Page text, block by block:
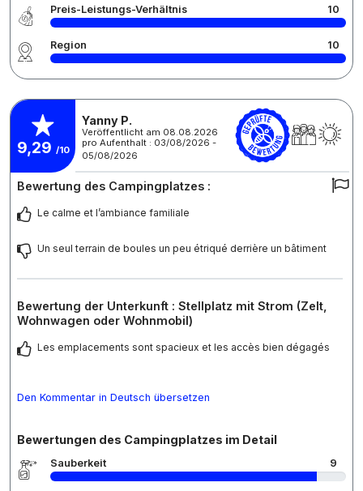
Preis-Leistungs-Verhältnis 10
Region 10
9,29 /10
Yanny P.
Veröffentlicht am 08.08.2026
pro Aufenthalt : 03/08/2026 -
05/08/2026
Bewertung des Campingplatzes :
Le calme et l’ambiance familiale
Un seul terrain de boules un peu étriqué derrière un bâtiment
Bewertung der Unterkunft : Stellplatz mit Strom (Zelt,
Wohnwagen oder Wohnmobil)
Les emplacements sont spacieux et les accès bien dégagés
Den Kommentar in Deutsch übersetzen
Bewertungen des Campingplatzes im Detail
Sauberkeit 9